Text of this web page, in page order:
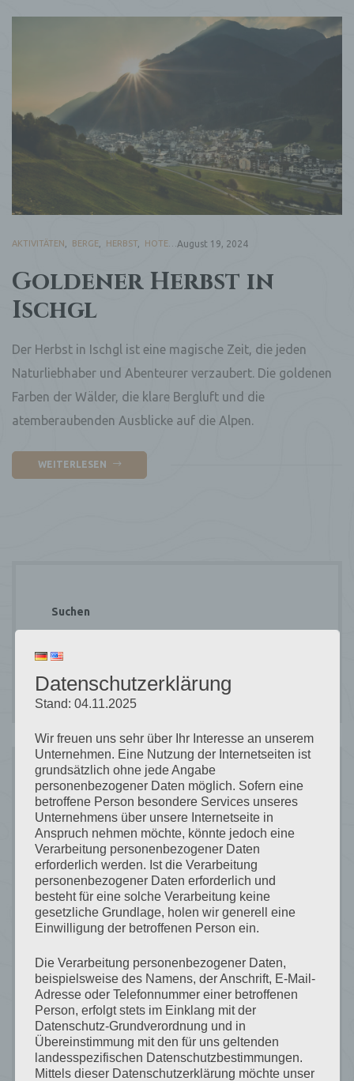
Goldener Herbst in
Ischgl
AKTIVITÄTEN BERGE HERBST HOTEL August 19, 2024
Der Herbst in Ischgl ist eine magische Zeit, die jeden
Naturliebhaber und Abenteurer verzaubert. Die goldenen
Farben der Wälder, die klare Bergluft und die
atemberaubenden Ausblicke auf die Alpen.
WEITERLESEN
Suchen
Recent
Posts
Formen in Weiß & LEGO‑Abenteuer am
Kinder in Ischgl
Skiurlaub trifft Weltstars – Wintermagie
rund um das Haus Julia in Waldhof
Goldener Herbst in Ischgl
Datenschutzerklärung
Stand: 04.11.2025
Wir freuen uns sehr über Ihr Interesse an unserem
Unternehmen. Eine Nutzung der Internetseiten ist
grundsätzlich ohne jede Angabe
personenbezogener Daten möglich. Sofern eine
betroffene Person besondere Services unseres
Unternehmens über unsere Internetseite in
Anspruch nehmen möchte, könnte jedoch eine
Verarbeitung personenbezogener Daten
erforderlich werden. Ist die Verarbeitung
personenbezogener Daten erforderlich und
besteht für eine solche Verarbeitung keine
gesetzliche Grundlage, holen wir generell eine
Einwilligung der betroffenen Person ein.
Die Verarbeitung personenbezogener Daten,
beispielsweise des Namens, der Anschrift, E-Mail-
Adresse oder Telefonnummer einer betroffenen
Person, erfolgt stets im Einklang mit der
Datenschutz-Grundverordnung und in
Übereinstimmung mit den für uns geltenden
landesspezifischen Datenschutzbestimmungen.
Mittels dieser Datenschutzerklärung möchte unser